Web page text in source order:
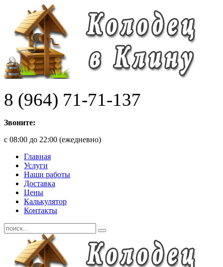
8 (964) 71-71-137
Звоните:
с 08:00 до 22:00 (ежедневно)
Главная
Услуги
Наши работы
Доставка
Цены
Калькулятор
Контакты